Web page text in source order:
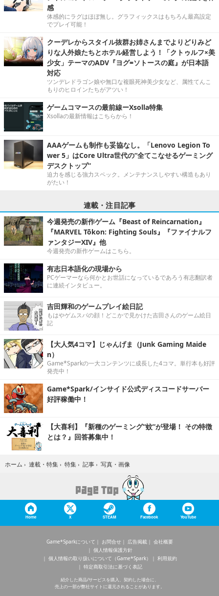
感
体感的にラグはほぼ無し。グラフィックスはもちろん最高設定
でプレイ可能！
クーデレからスタイル抜群お姉さんまでよりどりみど
りな人外娘たちとホテル経営しよう！「クトゥルフ×美
少女」テーマのADV『ヨグ=ソトースの庭』が日本語
対応
ツンデレドラゴン娘や無口な複眼死神美少女など、属性てんこ
もりのヒロインたちがアツい！
ゲームコマースの最前線ーXsolla特集
Xsollaの最新情報はこちらから！
AAAゲームも制作も妥協なし。「Lenovo Legion To
wer 5」はCore Ultra世代の“全てこなせるゲーミング
デスクトップ”
迫力を感じる強力スペック。メンテナンスしやすい構造もあり
がたい！
連載・注目記事
今週発売の新作ゲーム『Beast of Reincarnation』
『MARVEL Tōkon: Fighting Souls』『ファイナルフ
ァンタジーXIV』他
今週発売の新作ゲームはこちら。
有志日本語化の現場から
PCゲーマーなら何かとお世話になっているであろう有志翻訳者
に連続インタビュー。
吉田輝和のゲームプレイ絵日記
もはやゲムスパの顔！どこかで見かけた吉田さんのゲーム絵日
記
【大人気4コマ】じゃんげま（Junk Gaming Maide
n）
Game*Sparkの一大コンテンツに成長した4コマ。単行本も好評
発売中！
Game*Spark/インサイド公式ディスコードサーバー
好評稼働中！
【大喜利】『新種のゲーミング“蚊”が登場！ その特徴
とは？』回答募集中！
ホーム › 連載・特集 › 特集 › 記事 › 写真・画像
Home X STEAM Facebook YouTube
Game*Sparkについて お問合せ 広告掲載
会社概要
個人情報保護方針
個人情報の取り扱いについて（Game*Spark）
利用規約
特定商取引法に基づく表記
紹介した商品/サービスを購入、契約した場合に、
売上の一部が弊社サイトに還元されることがあります。